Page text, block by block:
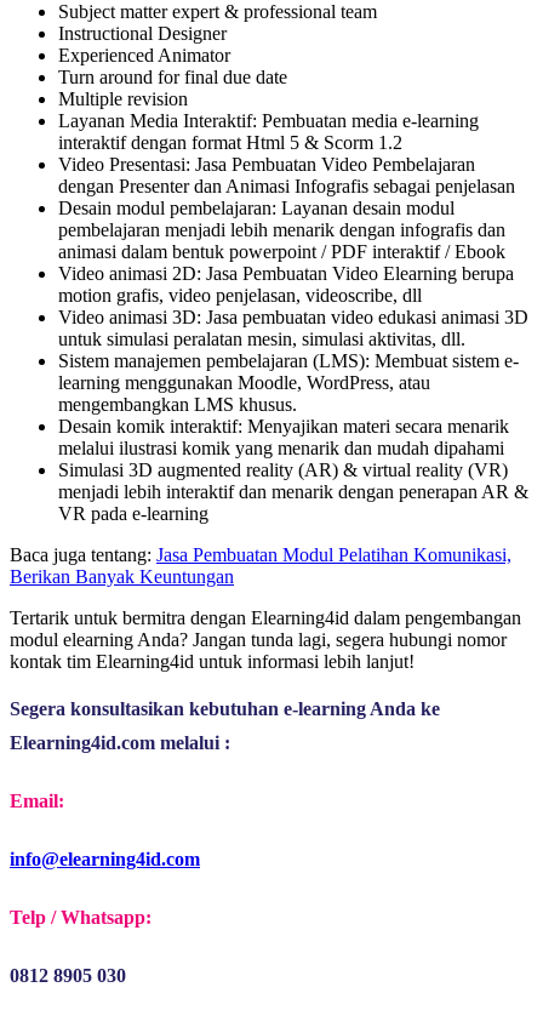
Subject matter expert & professional team
Instructional Designer
Experienced Animator
Turn around for final due date
Multiple revision
Layanan Media Interaktif: Pembuatan media e-learning
interaktif dengan format Html 5 & Scorm 1.2
Video Presentasi: Jasa Pembuatan Video Pembelajaran
dengan Presenter dan Animasi Infografis sebagai penjelasan
Desain modul pembelajaran: Layanan desain modul
pembelajaran menjadi lebih menarik dengan infografis dan
animasi dalam bentuk powerpoint / PDF interaktif / Ebook
Video animasi 2D: Jasa Pembuatan Video Elearning berupa
motion grafis, video penjelasan, videoscribe, dll
Video animasi 3D: Jasa pembuatan video edukasi animasi 3D
untuk simulasi peralatan mesin, simulasi aktivitas, dll.
Sistem manajemen pembelajaran (LMS): Membuat sistem e-
learning menggunakan Moodle, WordPress, atau
mengembangkan LMS khusus.
Desain komik interaktif: Menyajikan materi secara menarik
melalui ilustrasi komik yang menarik dan mudah dipahami
Simulasi 3D augmented reality (AR) & virtual reality (VR)
menjadi lebih interaktif dan menarik dengan penerapan AR &
VR pada e-learning
Baca juga tentang: Jasa Pembuatan Modul Pelatihan Komunikasi,
Berikan Banyak Keuntungan
Tertarik untuk bermitra dengan Elearning4id dalam pengembangan
modul elearning Anda? Jangan tunda lagi, segera hubungi nomor
kontak tim Elearning4id untuk informasi lebih lanjut!
Segera konsultasikan kebutuhan e-learning Anda ke
Elearning4id.com melalui :
Email:
info@elearning4id.com
Telp / Whatsapp:
0812 8905 030